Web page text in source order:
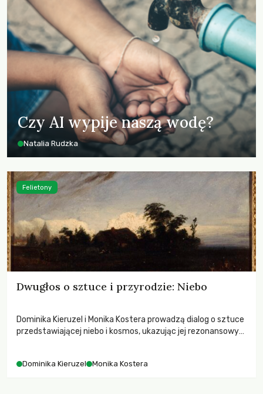
Czy AI wypije naszą wodę?
Natalia Rudzka
Dwugłos o sztuce i przyrodzie: Niebo
Dominika Kieruzel i Monika Kostera prowadzą dialog o sztuce
przedstawiającej niebo i kosmos, ukazując jej rezonansowy
Dominika Kieruzel Monika Kostera
Felietony